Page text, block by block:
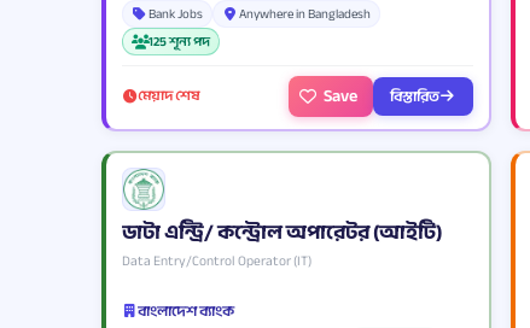
Bank Jobs
Anywhere in Bangladesh
125 শূন্য পদ
মেয়াদ শেষ Save বিস্তারিত
ডাটা এন্ট্রি/ কন্ট্রোল অপারেটর (আইটি)
Data Entry/Control Operator (IT)
বাংলাদেশ ব্যাংক